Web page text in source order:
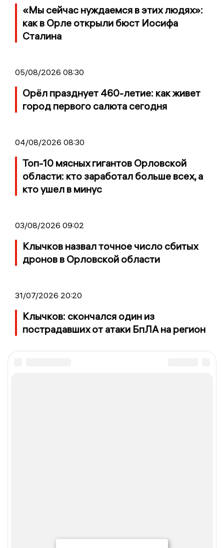
«Мы сейчас нуждаемся в этих людях»:
как в Орле открыли бюст Иосифа
Сталина
05/08/2026 08:30
Орёл празднует 460-летие: как живет
город первого салюта сегодня
04/08/2026 08:30
Топ-10 мясных гигантов Орловской
области: кто заработал больше всех, а
кто ушел в минус
03/08/2026 09:02
Клычков назвал точное число сбитых
дронов в Орловской области
31/07/2026 20:20
Клычков: скончался один из
пострадавших от атаки БпЛА на регион